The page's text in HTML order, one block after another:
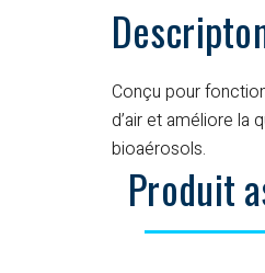
Conçu pour
d’air et améliore la
bioaérosols.
Produit